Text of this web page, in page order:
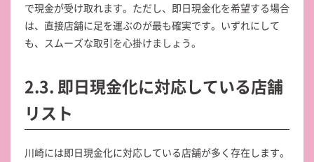
で現金が受け取れます。ただし、即日現金化を希望する場合
は、直接店舗に足を運ぶのが最も確実です。いずれにして
も、スムーズな取引を心掛けましょう。
2.3. 即日現金化に対応している店舗
リスト
川崎には即日現金化に対応している店舗が多く存在します。